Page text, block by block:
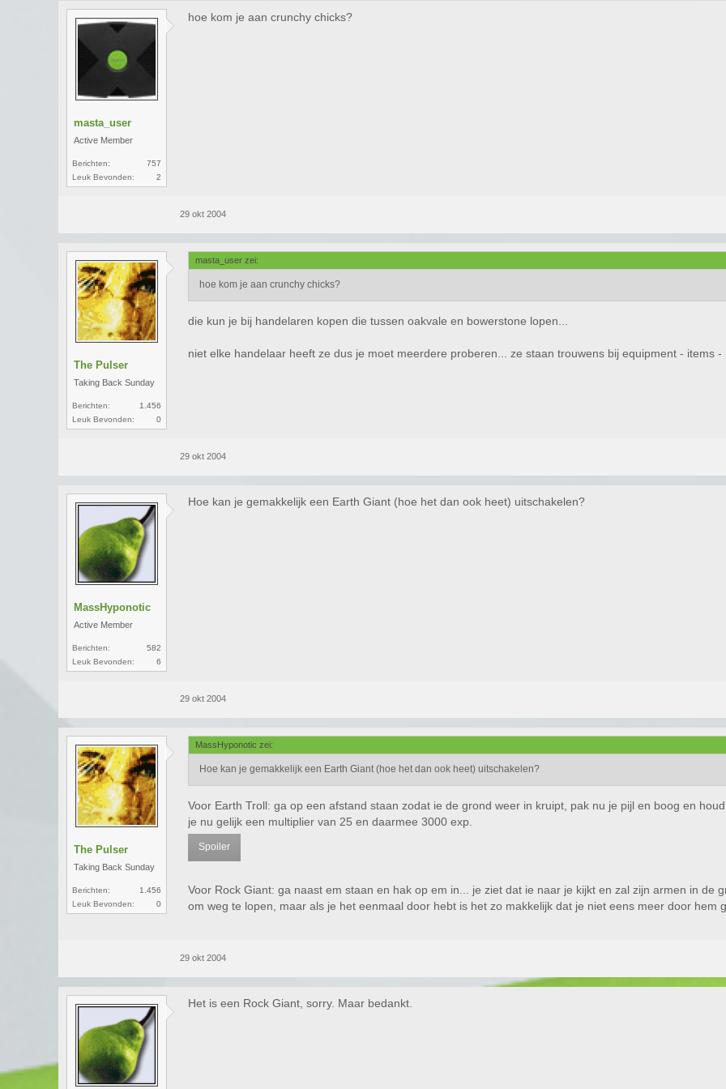
masta_user
Active Member
Berichten:
757
Leuk Bevonden:
2
hoe kom je aan crunchy chicks?
29 okt 2004
The Pulser
Taking Back Sunday
Berichten:
1.456
Leuk Bevonden:
0
masta_user zei:
hoe kom je aan crunchy chicks?
die kun je bij handelaren kopen die tussen oakvale en bowerstone lopen...
niet elke handelaar heeft ze dus je moet meerdere proberen... ze staan trouwens bij equipment - items -
29 okt 2004
MassHyponotic
Active Member
Berichten:
582
Leuk Bevonden:
6
Hoe kan je gemakkelijk een Earth Giant (hoe het dan ook heet) uitschakelen?
29 okt 2004
The Pulser
Taking Back Sunday
Berichten:
1.456
Leuk Bevonden:
0
MassHyponotic zei:
Hoe kan je gemakkelijk een Earth Giant (hoe het dan ook heet) uitschakelen?
Voor Earth Troll: ga op een afstand staan zodat ie de grond weer in kruipt, pak nu je pijl en boog en
je nu gelijk een multiplier van 25 en daarmee 3000 exp.
Spoiler
Voor Rock Giant: ga naast em staan en hak op em in... je ziet dat ie naar je kijkt en zal zijn armen in de
om weg te lopen, maar als je het eenmaal door hebt is het zo makkelijk dat je niet eens meer door hem
29 okt 2004
Het is een Rock Giant, sorry. Maar bedankt.